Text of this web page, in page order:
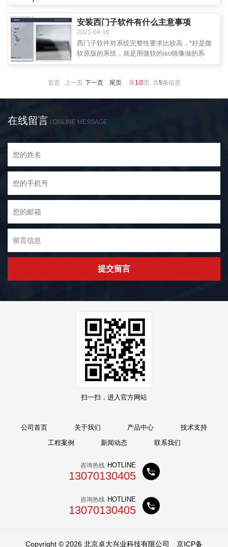
动控制与人机交互性，为操控便捷性提供了理想
的解决方案
安装西门子软件有什么主意事项
2021-04-16
西门子软件对系统完整性要求比较高，*好是微
软原版的系统，就是用微软的iso镜像做的系
可能会出现问题
首页 上一页 下一页 尾页 第1/2页, 共5条信息
在线留言 / ONLINE MESSAGE
提交留言
扫一扫，进入官方网站
公司首页 关于我们 产品中心
技术支持
工程案例
新闻动态 联系我们
咨询热线 HOTLINE
13070130405
咨询热线 HOTLINE
13070130405
Copyright © 2026 北京卓大兴业科技有限公司 京ICP备